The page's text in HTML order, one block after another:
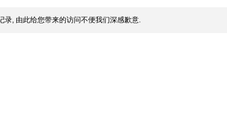
录, 由此给您带来的访问不便我们深感歉意.